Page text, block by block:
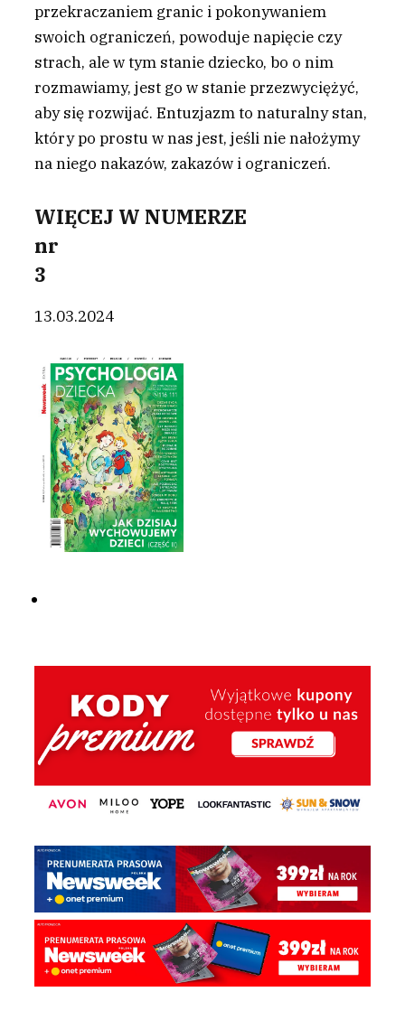
przekraczaniem granic i pokonywaniem
swoich ograniczeń, powoduje napięcie czy
strach, ale w tym stanie dziecko, bo o nim
rozmawiamy, jest go w stanie przezwyciężyć,
aby się rozwijać. Entuzjazm to naturalny stan,
który po prostu w nas jest, jeśli nie nałożymy
na niego nakazów, zakazów i ograniczeń.
WIĘCEJ W NUMERZE
nr
3
13.03.2024